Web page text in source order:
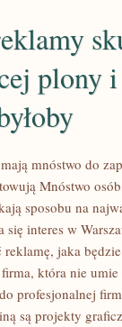
plony
mnóstwo do
Mnóstwo
sposobu na
się interes w
reklamę, jaka
która nie
profesjonalnej
są projekty